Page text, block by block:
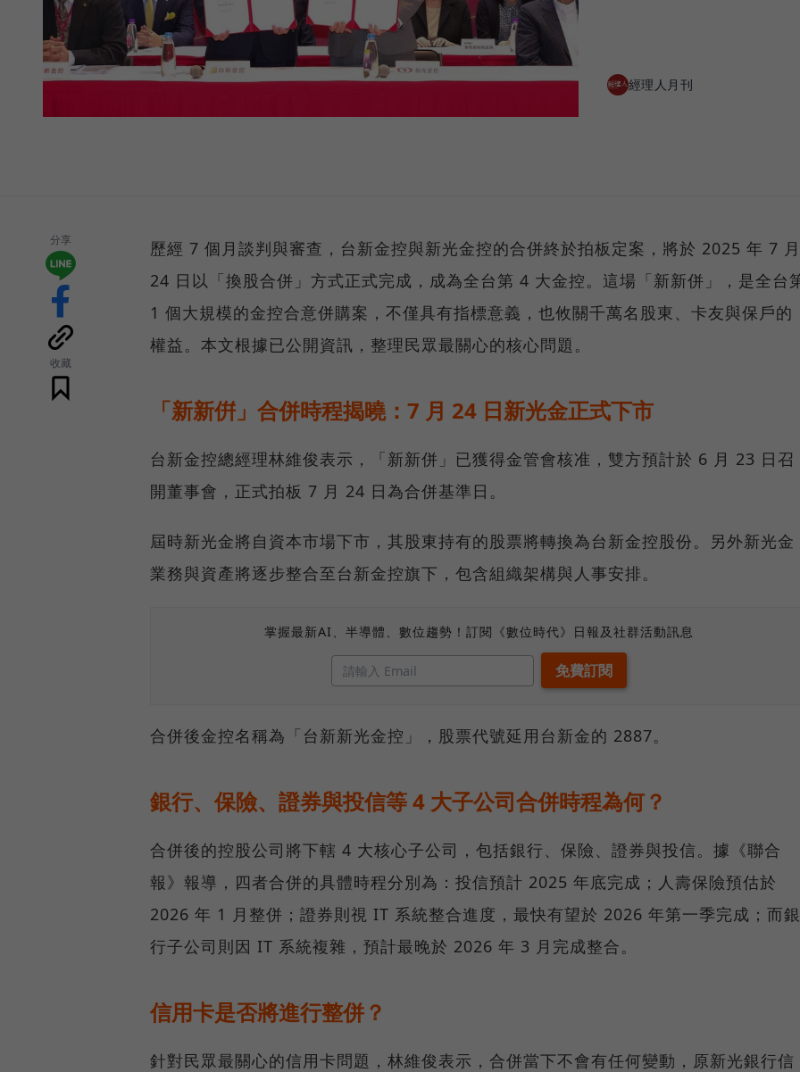
經理人月刊
分享
收藏
歷經 7 個月談判與審查，台新金控與新光金控的合併終於拍板定案，將於 2025 年 7 月
24 日以「換股合併」方式正式完成，成為全台第 4 大金控。這場「新新併」，是全台
1 個大規模的金控合意併購案，不僅具有指標意義，也攸關千萬名股東、卡友與保戶的
權益。本文根據已公開資訊，整理民眾最關心的核心問題。
「新新倂」合併時程揭曉：7 月 24 日新光金正式下市
台新金控總經理林維俊表示，「新新併」已獲得金管會核准，雙方預計於 6 月 23 日召
開董事會，正式拍板 7 月 24 日為合併基準日。
屆時新光金將自資本市場下市，其股東持有的股票將轉換為台新金控股份。另外新光金
業務與資產將逐步整合至台新金控旗下，包含組織架構與人事安排。
掌握最新AI、半導體、數位趨勢！訂閱《數位時代》日報及社群活動訊息
合併後金控名稱為「台新新光金控」，股票代號延用台新金的 2887。
銀行、保險、證券與投信等 4 大子公司合併時程為何？
合併後的控股公司將下轄 4 大核心子公司，包括銀行、保險、證券與投信。據《聯合
報》報導，四者合併的具體時程分別為：投信預計 2025 年底完成；人壽保險預估於
2026 年 1 月整併；證券則視 IT 系統整合進度，最快有望於 2026 年第一季完成；而銀
行子公司則因 IT 系統複雜，預計最晚於 2026 年 3 月完成整合。
信用卡是否將進行整併？
針對民眾最關心的信用卡問題，林維俊表示，合併當下不會有任何變動，原新光銀行信